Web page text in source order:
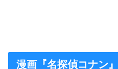
漫画『名探偵コナン